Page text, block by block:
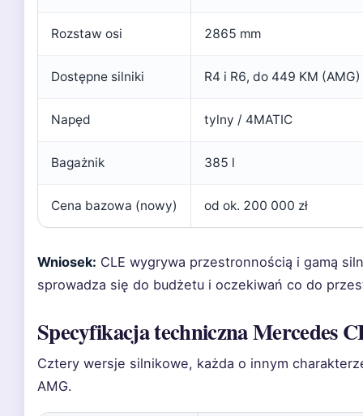
Rozstaw osi 2865 mm
Dostępne silniki R4 i R6, do 449 KM (AMG)
Napęd tylny / 4MATIC
Bagażnik 385 l
Cena bazowa (nowy) od ok. 200 000 zł
Wniosek: CLE wygrywa przestronnością i gamą
sprowadza się do budżetu i oczekiwań co do
Specyfikacja techniczna Mercedes
Cztery wersje silnikowe, każda o innym
AMG.